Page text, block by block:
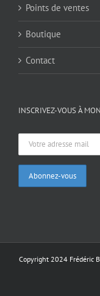
Points de ventes
Boutique
Contact
INSCRIVEZ-VOUS À
Copyright 2024 Frédéric